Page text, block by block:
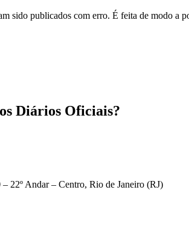
sido publicados com erro. É feita de modo a
Diários Oficiais?
22º Andar – Centro, Rio de Janeiro (RJ)